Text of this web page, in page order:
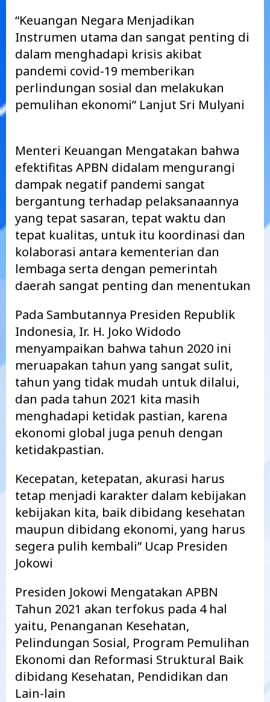
“Keuangan Negara Menjadikan
Instrumen utama dan sangat penting di
dalam menghadapi krisis akibat
pandemi covid-19 memberikan
perlindungan sosial dan melakukan
pemulihan ekonomi” Lanjut Sri Mulyani
Menteri Keuangan Mengatakan bahwa
efektifitas APBN didalam mengurangi
dampak negatif pandemi sangat
bergantung terhadap pelaksanaannya
yang tepat sasaran, tepat waktu dan
tepat kualitas, untuk itu koordinasi dan
kolaborasi antara kementerian dan
lembaga serta dengan pemerintah
daerah sangat penting dan menentukan
Pada Sambutannya Presiden Republik
Indonesia, Ir. H. Joko Widodo
menyampaikan bahwa tahun 2020 ini
meruapakan tahun yang sangat sulit,
tahun yang tidak mudah untuk dilalui,
dan pada tahun 2021 kita masih
menghadapi ketidak pastian, karena
ekonomi global juga penuh dengan
ketidakpastian.
Kecepatan, ketepatan, akurasi harus
tetap menjadi karakter dalam kebijakan
kebijakan kita, baik dibidang kesehatan
maupun dibidang ekonomi, yang harus
segera pulih kembali” Ucap Presiden
Jokowi
Presiden Jokowi Mengatakan APBN
Tahun 2021 akan terfokus pada 4 hal
yaitu, Penanganan Kesehatan,
Pelindungan Sosial, Program Pemulihan
Ekonomi dan Reformasi Struktural Baik
dibidang Kesehatan, Pendidikan dan
Lain-lain